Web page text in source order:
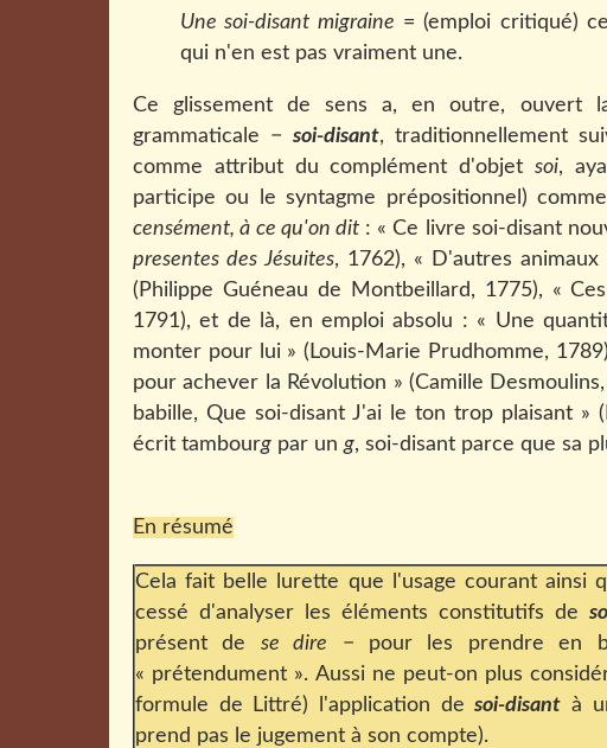
Une soi-disant migraine = (emploi critiqué)
qui n'en est pas vraiment une.
Ce glissement de sens a, en outre, ouvert
grammaticale −soi-disant, traditionnellement
comme attribut du complément d'objet soi,
participe ou le syntagme prépositionnel)
censément, à ce qu'on dit : « Ce livre soi-disant
presentes des Jésuites, 1762), « D'autres
(Philippe Guéneau de Montbeillard, 1775), «
1791), et de là, en emploi absolu : « Une
monter pour lui » (Louis-Marie Prudhomme,
pour achever la Révolution » (Camille
babille, Que soi-disant J'ai le ton trop plaisant »
écrit tambourg par ung, soi-disant parce que sa
En résumé
Cela fait belle lurette que l'usage courant ainsi
cessé d'analyser les éléments constitutifs de
présent de se dire − pour les prendre en
« prétendument ». Aussi ne peut-on plus
formule de Littré) l'application desoi-disant à
prend pas le jugement à son compte).